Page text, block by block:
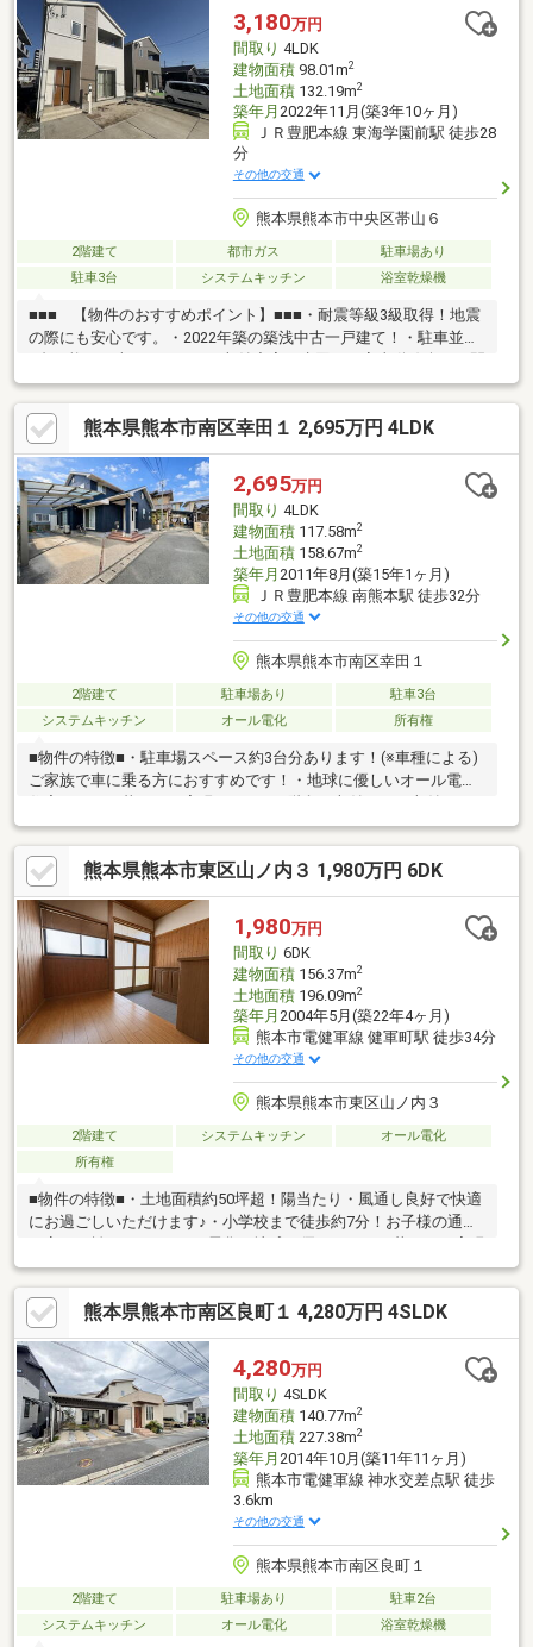
分、九州音楽京塚幼稚園まで徒歩約8分と教育施設が近く、お子様
に安心。・ゆめマート帯山まで徒歩約5分、ローソンまで徒歩約5
分、新生堂まで徒歩約9分と商業施設充実！
3,180万円
間取り 4LDK
建物面積98.01m2
土地面積132.19m2
築年月 2022年11月(築3年10ヶ月)
ＪＲ豊肥本線 東海学園前駅 徒歩28
分
その他の交通
熊本県熊本市中央区帯山６
2階建て 都市ガス
駐車場あり
駐車3台
システムキッチン 浴室乾燥機
■■■ 【物件のおすすめポイント】■■■・耐震等級3級取得！地震
の際にも安心です。・2022年築の築浅中古一戸建て！・駐車並列
取り！・ファミリーにもおすすめ4SLKD！■■■【立地・周辺環
境】■■■・帯山小学校まで徒歩約14分、西原中学校まで徒歩約9
分、帯山保育園まで徒歩約10分と教育施設が近くお子様にも安
心！・マルキョウ帯山店まで徒歩約8分、ファミリーマートまで徒
歩約8分、ドラッグストアモリ帯山店まで徒歩約4分と商業施設が
近く、忙しい方にも安心です。・熊本都市バス「帯山六丁目」停
まで徒歩約2分と通勤通学に便利！
熊本県熊本市南区幸田１ 2,695万円 4LDK
2,695万円
間取り 4LDK
建物面積117.58m2
土地面積158.67m2
築年月 2011年8月(築15年1ヶ月)
ＪＲ豊肥本線 南熊本駅 徒歩32分
その他の交通
熊本県熊本市南区幸田１
2階建て 駐車場あり
駐車3台
システムキッチン
オール電化 所有権
■物件の特徴■・駐車場スペース約3台分あります！(※車種による)
ご家族で車に乗る方におすすめです！・地球に優しいオール電化
住宅でエコな暮らしを実現！・WICや階段下収納などの収納スペ
ースが充実しているため、荷物の多い方でも安心です！・陽当た
り良好で閑静な住宅地に立地しているため、ご家族と快適にお過
ごしいただけます！・あると嬉しい和室◎急な来客時にも便利で
すね♪■周辺環境■御幸小学校 徒歩約24分託麻中学校 徒歩約14
分熊本バス「田迎小学校前」停 徒歩約6分■ご内覧・ご来店 ご
希望のお客様へ■ご来店・ご案内可能でございます！ご希望のお
日にちをお気軽にご連絡下さいませ♪
熊本県熊本市東区山ノ内３ 1,980万円 6DK
1,980万円
間取り 6DK
建物面積156.37m2
土地面積196.09m2
築年月 2004年5月(築22年4ヶ月)
熊本市電健軍線 健軍町駅 徒歩34分
その他の交通
熊本県熊本市東区山ノ内３
2階建て システムキッチン
オール電化
所有権
■物件の特徴■・土地面積約50坪超！陽当たり・風通し良好で快適
にお過ごしいただけます♪・小学校まで徒歩約7分！お子様の通学
♪・閑静な住宅地に立地しており、周辺交通量も少なめのため、子
育てにもぴったりな住環境♪・コンビニやスーパーなどの周辺環境
が徒歩圏内に充実♪■周辺環境■山ノ内小学校 徒歩約7分錦ヶ丘中
学校 徒歩約17分熊本市健軍線「健軍町」駅 徒歩約34分セブン
イレブン熊本山ノ神店 徒歩約3分■ご内覧・ご来店 ご希望のお
客様へ■ご来店・ご案内可能でございます！ご希望のお日にちを
お気軽にご連絡下さいませ♪
熊本県熊本市南区良町１ 4,280万円 4SLDK
4,280万円
間取り 4SLDK
建物面積140.77m2
土地面積227.38m2
築年月 2014年10月(築11年11ヶ月)
熊本市電健軍線 神水交差点駅 徒歩
3.6km
その他の交通
熊本県熊本市南区良町１
2階建て 駐車場あり
駐車2台
システムキッチン
オール電化 浴室乾燥機